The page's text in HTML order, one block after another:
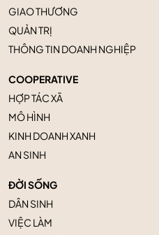
GIAO THƯƠNG
QUẢN TRỊ
THÔNG TIN DOANH NGHIỆP
COOPERATIVE
HỢP TÁC XÃ
MÔ HÌNH
KINH DOANH XANH
AN SINH
ĐỜI SỐNG
DÂN SINH
VIỆC LÀM